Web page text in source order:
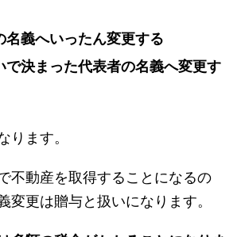
名義へいったん変更する
で決まった代表者の名義へ変更す
ります。
不動産を取得することになるの
変更は贈与と扱いになります。